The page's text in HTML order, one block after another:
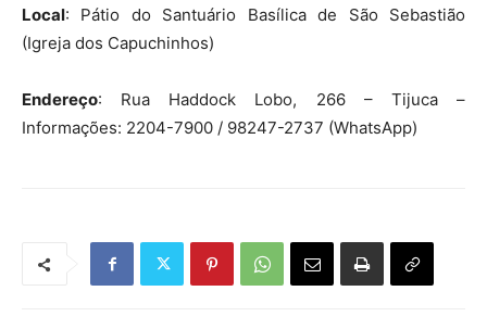
Local: Pátio do Santuário Basílica de São Sebastião
(Igreja dos Capuchinhos)
Endereço: Rua Haddock Lobo, 266 – Tijuca –
Informações: 2204-7900 / 98247-2737 (WhatsApp)